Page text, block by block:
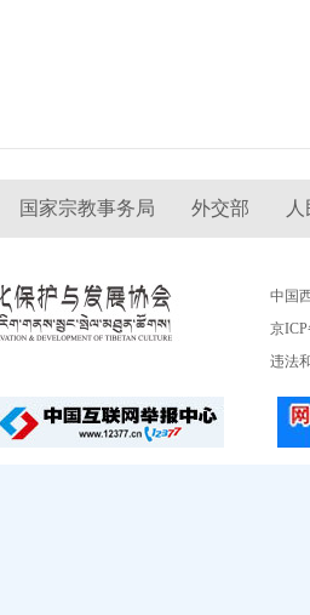
国家宗教事务局 外交部
中国
京ICP
违法